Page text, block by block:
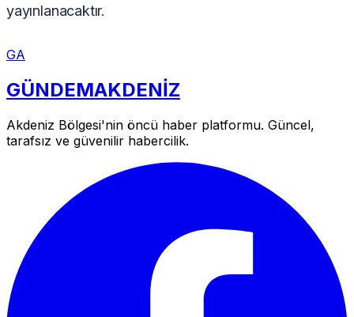
yayınlanacaktır.
GA
GÜNDEMAKDENİZ
Akdeniz Bölgesi'nin öncü haber platformu. Güncel,
tarafsız ve güvenilir habercilik.